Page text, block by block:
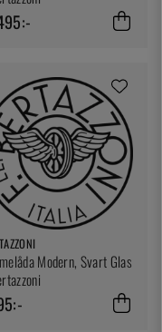
Modern, Svart Glas